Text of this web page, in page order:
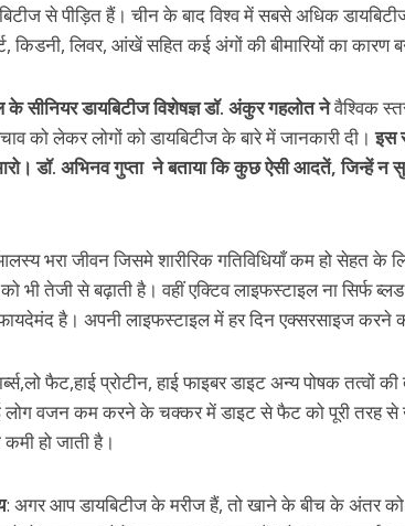
से पीड़ित हैं। चीन के बाद विश्व में सबसे अधिक
किडनी, लिवर, आंखें सहित कई अंगों की बीमारियों का कारण
के सीनियर डायबिटीज विशेषज्ञ डॉ. अंकुर गहलोत नेवैश्विक
को लेकर लोगों को डायबिटीज के बारे में जानकारी दी।इस
डॉ. अभिनव गुप्ता ने बताया कि कुछ ऐसी आदतें, जिन्हें न
भरा जीवन जिसमे शारीरिक गतिविधियाँ कम हो सेहत के
को भी तेजी से बढ़ाती है। वहीं एक्टिव लाइफस्टाइल ना सिर्फ
है। अपनी लाइफस्टाइल में हर दिन एक्सरसाइज करने
फैट,हाई प्रोटीन, हाई फाइबर डाइट अन्य पोषक तत्वों
कई लोग वजन कम करने के चक्कर में डाइट से फैट को पूरी
हो जाती है।
: अगर आप डायबिटीज के मरीज हैं, तो खाने के बीच के अंतर